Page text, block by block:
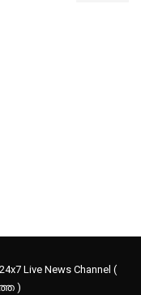
Live News Channel (
)